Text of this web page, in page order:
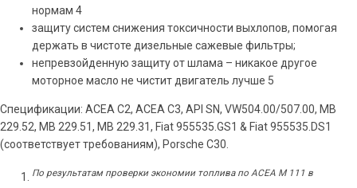
нормам 4
защиту систем снижения токсичности выхлопов, помогая
держать в чистоте дизельные сажевые фильтры;
непревзойденную защиту от шлама – никакое другое
моторное масло не чистит двигатель лучше 5
Спецификации: ACEA C2, ACEA C3, API SN, VW504.00/507.00, MB
229.52, MB 229.51, MB 229.31, Fiat 955535.GS1 & Fiat 955535.DS1
(соответствует требованиям), Porsche C30.
По результатам проверки экономии топлива по ACEA M 111 в